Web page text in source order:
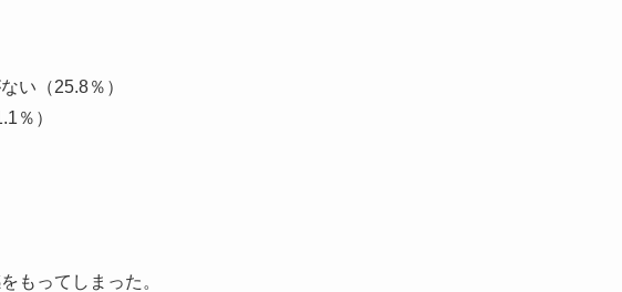
い（25.8％）
％）
もってしまった。